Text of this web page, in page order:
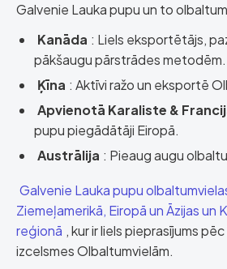
Galvenie Lauka pupu un to
Kanāda : Liels eksportētājs,
pākšaugu pārstrādes metodēm.
Ķīna : Aktīvi ražo un eksportē
Apvienotā Karaliste &
pupu piegādātāji Eiropā.
Austrālija : Pieaug augu
Galvenie Lauka pupu
Ziemeļamerikā, Eiropā un Āzijas un
reģionā , kur ir liels pieprasījums
izcelsmes Olbaltumvielām.